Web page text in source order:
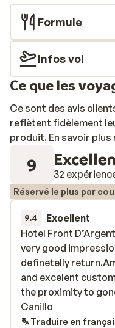
Formule
Infos vol
Ce que les
Ce sont des avis
reflètent fidèlement
produit. En savoir plus
9 32
Réservé le plus par
9.4 Excellent
Hotel Front
very good
definetelly
and excelent
the proximity to
Canillo
Hotel Front
very good
definetelly
and excelent
the proximity to
Canillo
Traduire en